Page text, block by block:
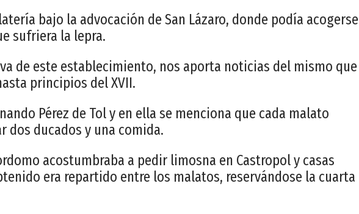
bajo la advocación de San Lázaro, donde podía acogerse
sufriera la lepra.
de este establecimiento, nos aporta noticias del mismo que
principios del XVII.
Pérez de Tol y en ella se menciona que cada malato
dos ducados y una comida.
acostumbraba a pedir limosna en Castropol y casas
era repartido entre los malatos, reservándose la cuarta